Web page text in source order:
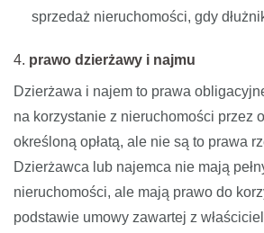
sprzedaż nieruchomości, gdy
4. prawo dzierżawy i najmu
Dzierżawa i najem to prawa
na korzystanie z nieruchomości przez
określoną opłatą, ale nie są to prawa
Dzierżawca lub najemca nie mają
nieruchomości, ale mają prawo do
podstawie umowy zawartej z